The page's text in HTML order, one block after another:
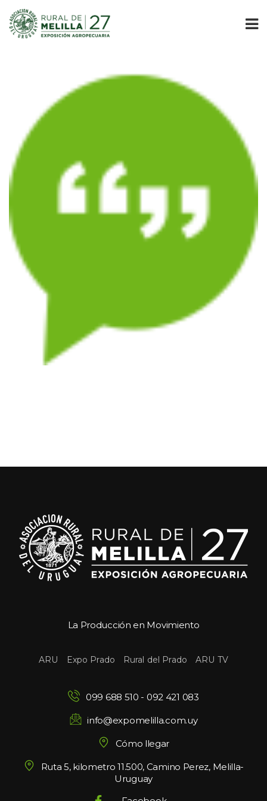
La Producción en Movimiento
ARU Expo Prado Rural del Prado ARU TV
099 688 510 - 092 421 083
info@expomelilla.com.uy
Cómo llegar
Ruta 5, kilometro 11.500, Camino Perez, Melilla-
Uruguay